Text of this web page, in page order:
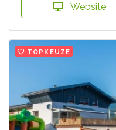
Website
TOPKEUZE